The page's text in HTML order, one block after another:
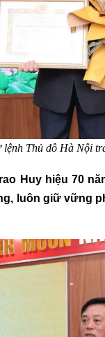
lệnh Thủ đô Hà Nội
Huy hiệu 70
luôn giữ vững